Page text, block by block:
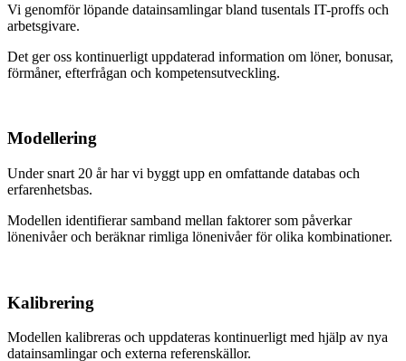
Vi genomför löpande datainsamlingar bland tusentals IT-proffs och
arbetsgivare.
Det ger oss kontinuerligt uppdaterad information om löner, bonusar,
förmåner, efterfrågan och kompetensutveckling.
Modellering
Under snart 20 år har vi byggt upp en omfattande databas och
erfarenhetsbas.
Modellen identifierar samband mellan faktorer som påverkar
lönenivåer och beräknar rimliga lönenivåer för olika kombinationer.
Kalibrering
Modellen kalibreras och uppdateras kontinuerligt med hjälp av nya
datainsamlingar och externa referenskällor.